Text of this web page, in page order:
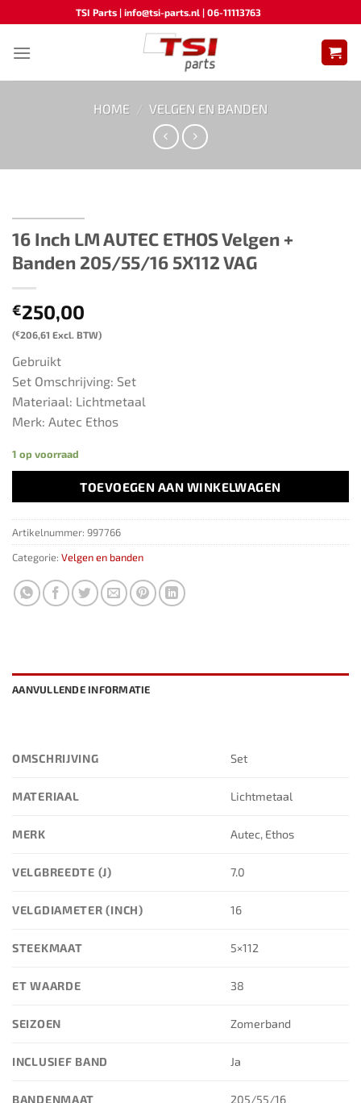
naar
inhoud
TSI Parts | info@tsi-parts.nl | 06-11113763
HOME / VELGEN EN BANDEN
16 Inch LM AUTEC ETHOS Velgen +
Banden 205/55/16 5X112 VAG
€250,00
(€206,61 Excl. BTW)
Gebruikt
Set Omschrijving: Set
Materiaal: Lichtmetaal
Merk: Autec Ethos
1 op voorraad
TOEVOEGEN AAN WINKELWAGEN
Artikelnummer: 997766
Categorie: Velgen en banden
AANVULLENDE INFORMATIE
OMSCHRIJVING Set
MATERIAAL Lichtmetaal
MERK Autec, Ethos
VELGBREEDTE (J) 7.0
VELGDIAMETER (INCH) 16
STEEKMAAT 5×112
ET WAARDE 38
SEIZOEN Zomerband
INCLUSIEF BAND Ja
BANDENMAAT 205/55/16